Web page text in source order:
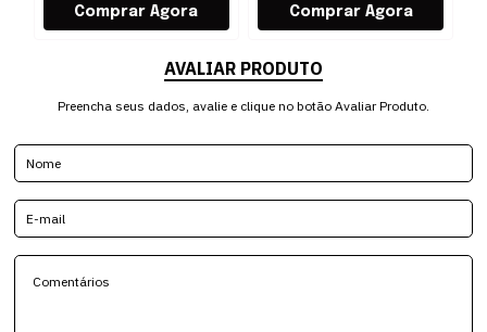
AVALIAR PRODUTO
Preencha seus dados, avalie e clique no botão Avaliar Produto.